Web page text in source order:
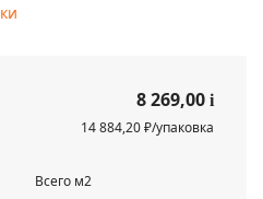
8 269,00 i
14 884,20 ₽/упаковка
Всего м2